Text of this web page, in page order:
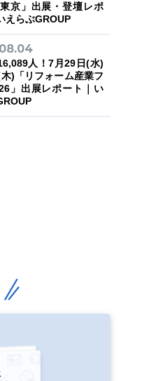
京」出展・登壇レポ
えらぶGROUP
人！7月29日(水)
)「リフォーム産業フ
」出展レポート｜い